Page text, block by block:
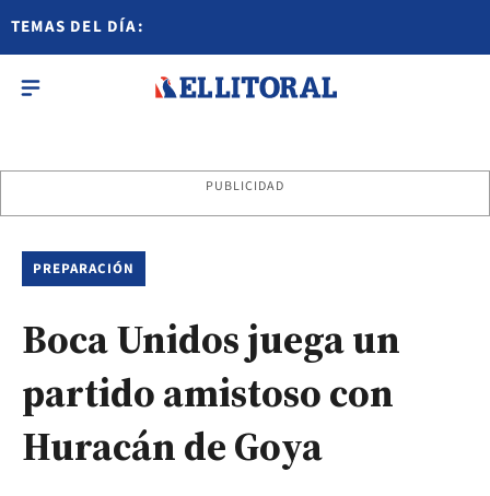
TEMAS DEL DÍA:
PUBLICIDAD
PREPARACIÓN
Boca Unidos juega un
partido amistoso con
Huracán de Goya